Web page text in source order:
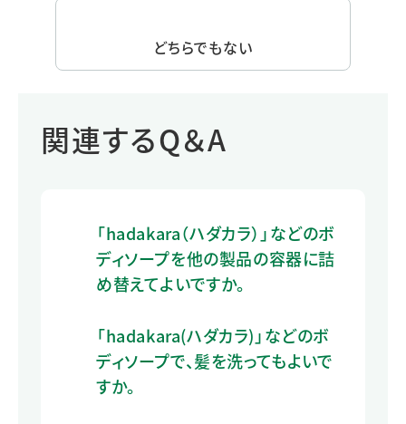
どちらでもない
関連するQ＆A
「hadakara（ハダカラ）」などのボ
ディソープを他の製品の容器に詰
め替えてよいですか。
「hadakara(ハダカラ)」などのボ
ディソープで、髪を洗ってもよいで
すか。